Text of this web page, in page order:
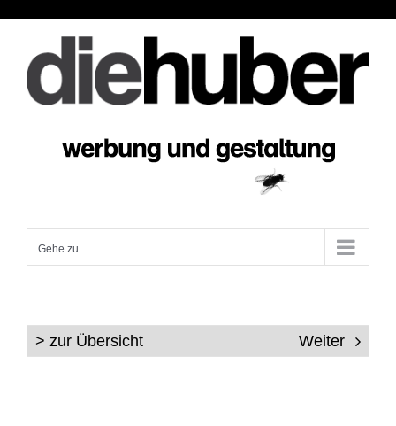
springen
Gehe zu ...
Weiter
> zur Übersicht